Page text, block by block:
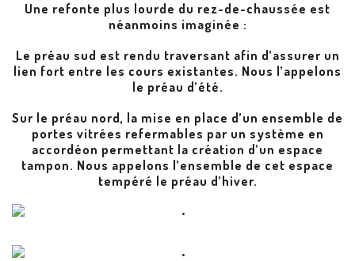
Une refonte plus lourde du rez-de-chaussée est
néanmoins imaginée :
Le préau sud est rendu traversant afin d’assurer un
lien fort entre les cours existantes. Nous l’appelons
le préau d’été.
Sur le préau nord, la mise en place d’un ensemble de
portes vitrées refermables par un système en
accordéon permettant la création d’un espace
tampon. Nous appelons l’ensemble de cet espace
tempéré le préau d’hiver.